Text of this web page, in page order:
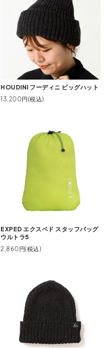
HOUDINI フーディニ ビッグハット
13,200円(税込)
EXPED エクスペド スタッフバッグ
ウルトラ5
2,860円(税込)